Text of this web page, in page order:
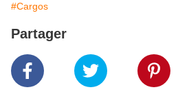
#Cargos
Partager